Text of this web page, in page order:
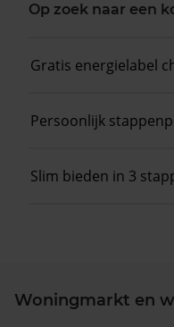
Op zoek naar een
Gratis energielabel
Persoonlijk
Slim bieden in 3
Woningmarkt en